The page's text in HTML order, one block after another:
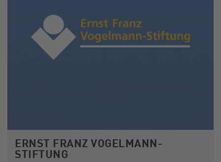
ERNST FRANZ VOGELMANN-
STIFTUNG